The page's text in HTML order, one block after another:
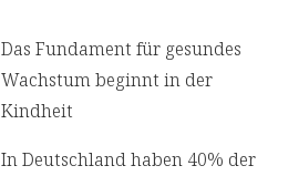
Vitamin D3 und pflanzlichem
Trägeröl, die das
gesunde Wachstum Ihres Kindes
unterstützt.
Das Fundament für gesundes
Wachstum beginnt in der
Kindheit
In Deutschland haben 40% der